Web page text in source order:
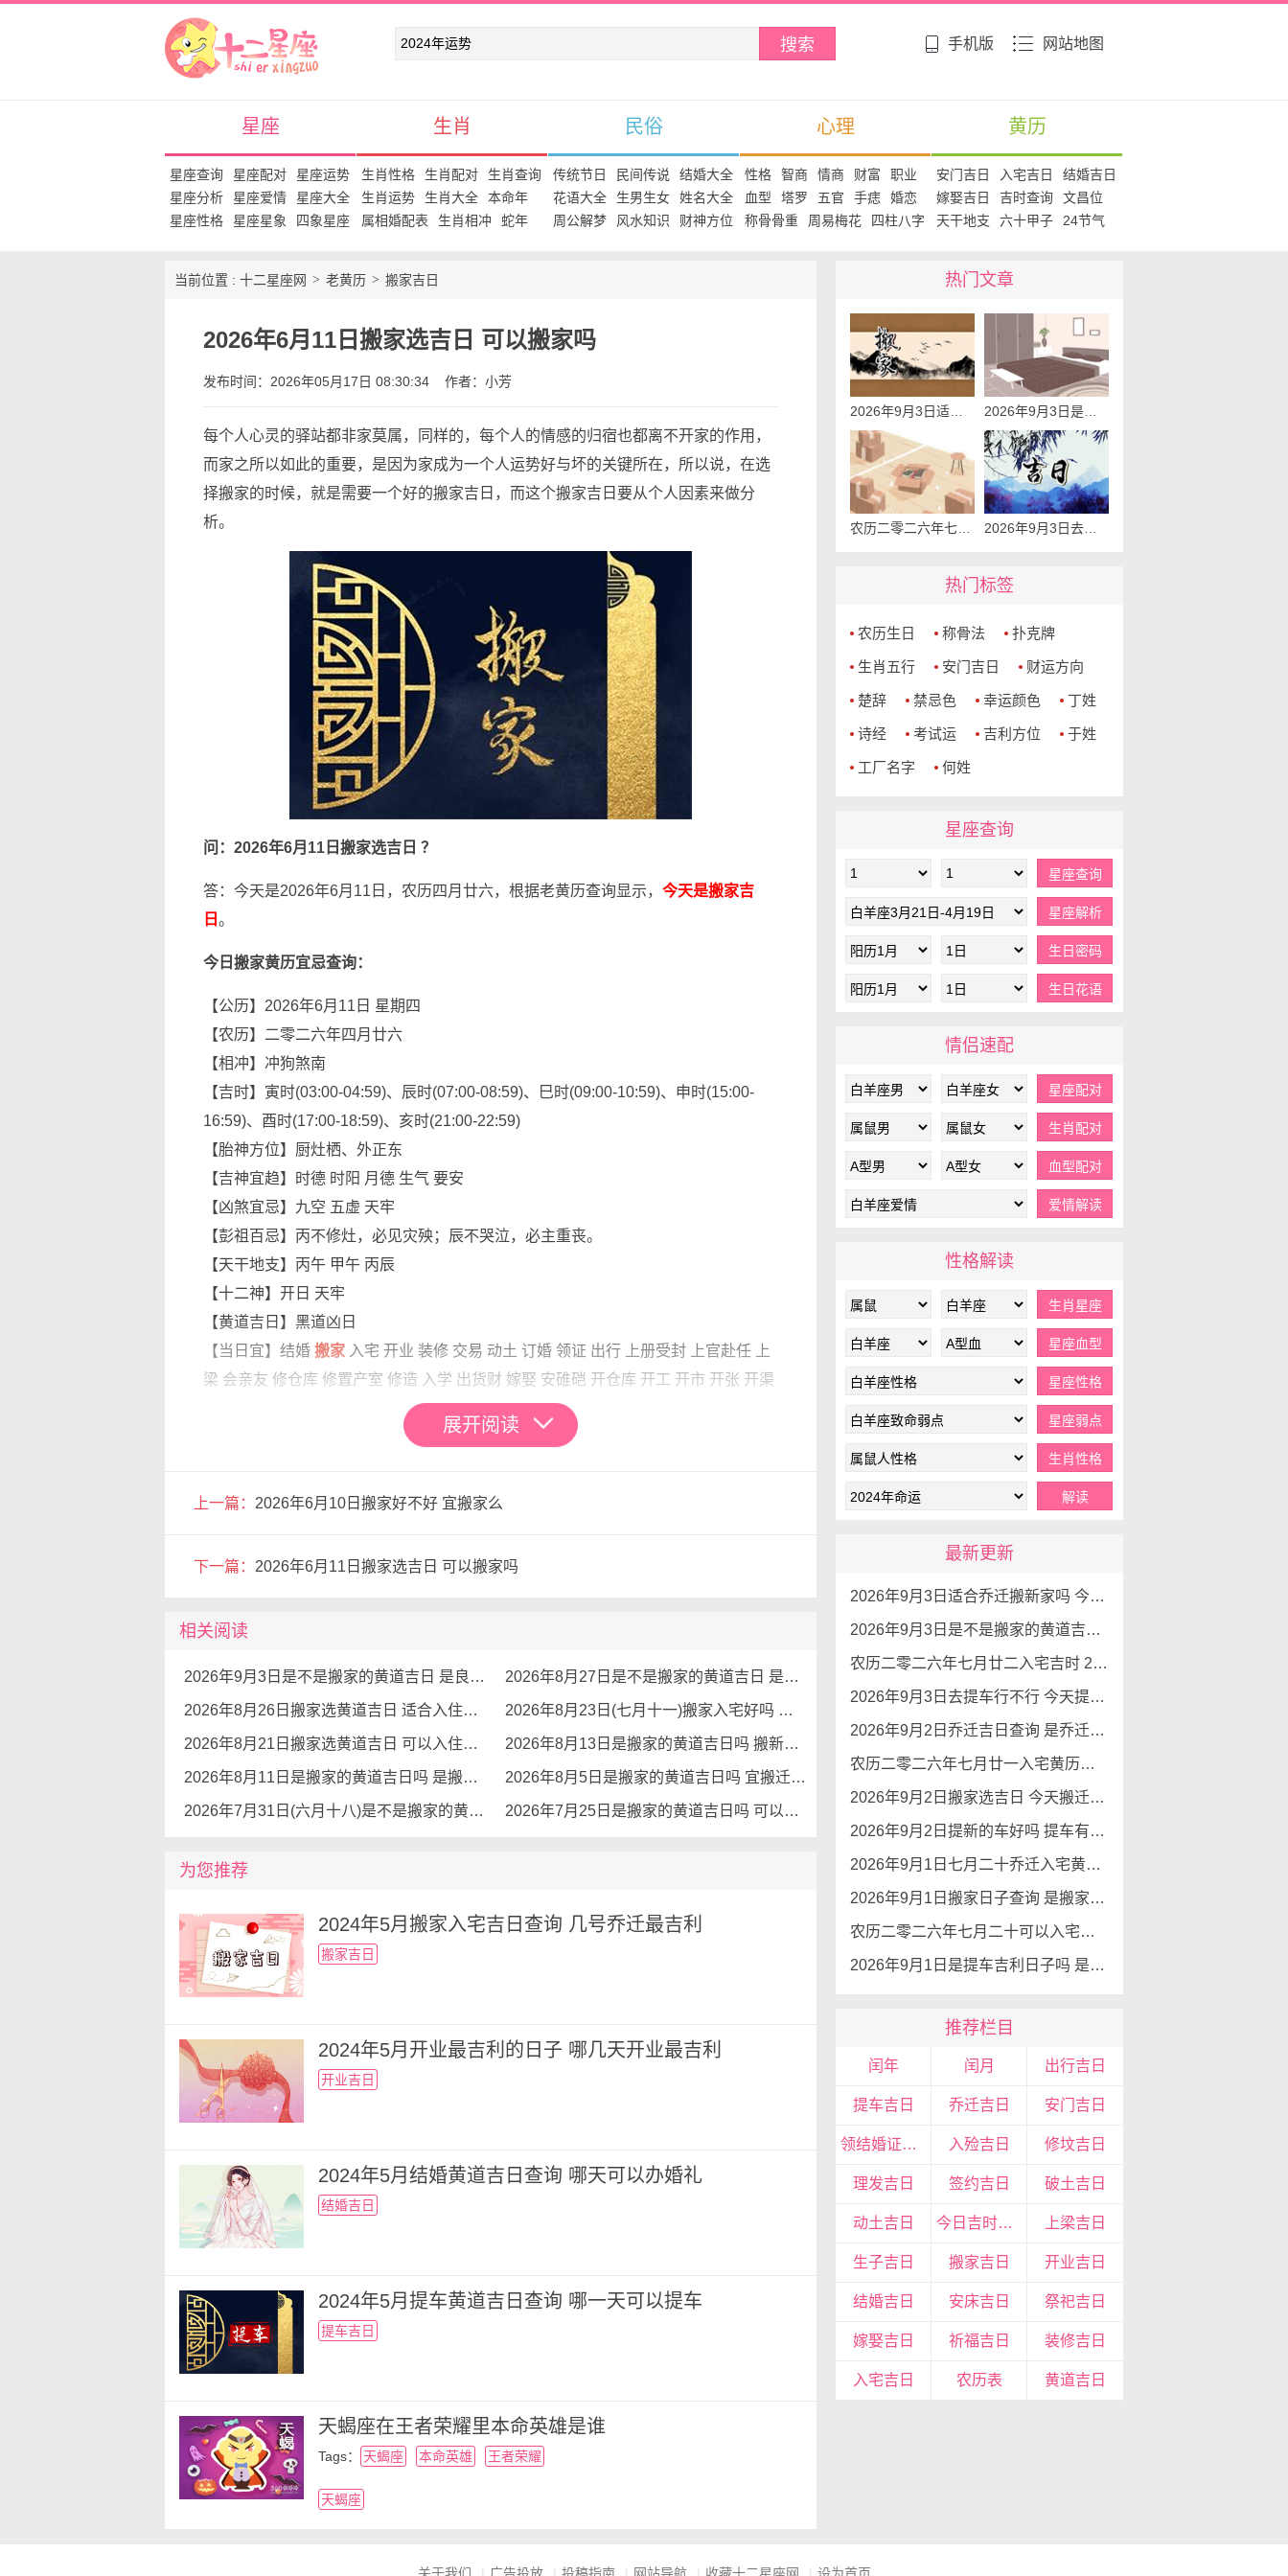
十二星座网
搜索 手机版 网站地图
星座
星座查询 星座配对
星座运势
星座分析
星座爱情
星座大全
星座性格
星座星象 四象星座
生肖
生肖性格 生肖配对
生肖查询
生肖运势
生肖大全
本命年
属相婚配表
生肖相冲 蛇年
民俗
传统节日 民间传说
结婚大全
花语大全
生男生女
姓名大全
周公解梦
风水知识 财神方位
心理
性格 智商 情商 财富
职业
血型
塔罗 五官 手痣
婚恋
称骨骨重
周易梅花 四柱八字
黄历
安门吉日 入宅吉日
结婚吉日
嫁娶吉日
吉时查询
文昌位
天干地支
六十甲子 24节气
当前位置 : 十二星座网 老黄历 搬家吉日
2026年6月11日搬家选吉日 可以搬家吗
发布时间：2026年05月17日 08:30:34 作者：小芳
每个人心灵的驿站都非家莫属，同样的，每个人的情感的归宿也都离不开家的作用，
而家之所以如此的重要，是因为家成为一个人运势好与坏的关键所在，所以说，在选
择搬家的时候，就是需要一个好的搬家吉日，而这个搬家吉日要从个人因素来做分
析。
问：2026年6月11日搬家选吉日 ？
答：今天是2026年6月11日，农历四月廿六，根据老黄历查询显示， 今天是搬家吉
日 。
今日搬家黄历宜忌查询：
【公历】2026年6月11日 星期四
【农历】二零二六年四月廿六
【相冲】冲狗煞南
【吉时】寅时(03:00-04:59)、辰时(07:00-08:59)、巳时(09:00-10:59)、申时(15:00-
16:59)、酉时(17:00-18:59)、亥时(21:00-22:59)
【胎神方位】厨灶栖、外正东
【吉神宜趋】时德 时阳 月德 生气 要安
【凶煞宜忌】九空 五虚 天牢
【彭祖百忌】丙不修灶，必见灾殃；辰不哭泣，必主重丧。
【天干地支】丙午 甲午 丙辰
【十二神】开日 天牢
【黄道吉日】黑道凶日
【当日宜】结婚 搬家 入宅 开业 装修 交易 动土 订婚 领证 出行 上册受封 上官赴任 上
梁 会亲友 修仓库 修置产室 修造 入学 出货财 嫁娶 安碓硙 开仓库 开工 开市 开张 开渠
斋醮 旅游 栽种 求医疗病 求嗣 牧养 祈福 祭祀 移徙 穿井 立券 竖柱 筑堤防 纳畜 纳财
搬家的注意事项
2.客厅中间有梁风水如何化解：可以放一些生长旺盛的植物来缓解横梁压顶的煞气。
展开阅读
上一篇： 2026年6月10日搬家好不好 宜搬家么
下一篇： 2026年6月11日搬家选吉日 可以搬家吗
相关阅读
2026年9月3日是不是搬家的黄道吉日 是良辰吉日吗 2026年8月27日是不是搬家的黄道吉日 是搬家吉日吗
2026年8月26日搬家选黄道吉日 适合入住新房吗 2026年8月23日(七月十一)搬家入宅好吗 是搬家的黄道吉日吗
2026年8月21日搬家选黄道吉日 可以入住新房吗 2026年8月13日是搬家的黄道吉日吗 搬新家吗
2026年8月11日是搬家的黄道吉日吗 是搬新家的好日子么 2026年8月5日是搬家的黄道吉日吗 宜搬迁新家么
2026年7月31日(六月十八)是不是搬家的黄道吉日呢 日子吉利吗 2026年7月25日是搬家的黄道吉日吗 可以入住吗
为您推荐
2024年5月搬家入宅吉日查询 几号乔迁最吉利
搬家吉日
2024年5月开业最吉利的日子 哪几天开业最吉利
开业吉日
2024年5月结婚黄道吉日查询 哪天可以办婚礼
结婚吉日
2024年5月提车黄道吉日查询 哪一天可以提车
提车吉日
天蝎座在王者荣耀里本命英雄是谁
Tags： 天蝎座 本命英雄 王者荣耀
天蝎座
热门文章
热门标签
农历生日 称骨法 扑克牌
生肖五行 安门吉日 财运方向
楚辞 禁忌色 幸运颜色 丁姓
诗经 考试运 吉利方位 于姓
工厂名字 何姓
星座查询
情侣速配
性格解读
最新更新
2026年9月3日适合乔迁搬新家吗 今天搬家好不好
2026年9月3日是不是搬家的黄道吉日 是良辰吉日吗
农历二零二六年七月廿二入宅吉时 2026年9月3日这天适合入宅新居吗
2026年9月3日去提车行不行 今天提车怎么样
2026年9月2日乔迁吉日查询 是乔迁新居的好日子吗
农历二零二六年七月廿一入宅黄历查询 2026年9月2日今天可以入宅新居吗
2026年9月2日搬家选吉日 今天搬迁好不好
2026年9月2日提新的车好吗 提车有好运势吗
2026年9月1日七月二十乔迁入宅黄道吉日查询 是搬家吉日么
2026年9月1日搬家日子查询 是搬家好日子么
农历二零二六年七月二十可以入宅吗 2026年9月1日本日入宅吉利么
2026年9月1日是提车吉利日子吗 是提新车的吉日吗
推荐栏目
闰年 闰月 出行吉日
提车吉日 乔迁吉日 安门吉日
领结婚证吉日 入殓吉日 修坟吉日
理发吉日 签约吉日 破土吉日
动土吉日 今日吉时查询 上梁吉日
生子吉日 搬家吉日 开业吉日
结婚吉日 安床吉日 祭祀吉日
嫁娶吉日 祈福吉日 装修吉日
入宅吉日 农历表 黄道吉日